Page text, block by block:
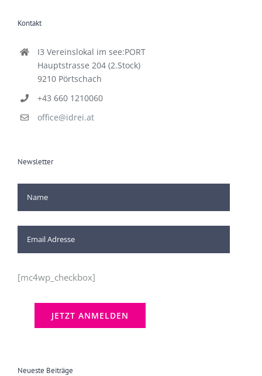
Kontakt
I3 Vereinslokal im see:PORT
Hauptstrasse 204 (2.Stock)
9210 Pörtschach
+43 660 1210060
office@idrei.at
Newsletter
[mc4wp_checkbox]
Neueste Beiträge